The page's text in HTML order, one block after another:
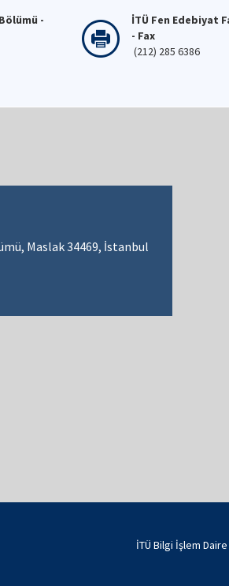
-
İTÜ Fen Edebiyat
- Fax
(212) 285 6386
Maslak 34469, İstanbul
İTÜ Bilgi İşlem Daire